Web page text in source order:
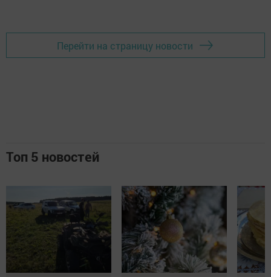
Перейти на страницу новости
Топ 5 новостей